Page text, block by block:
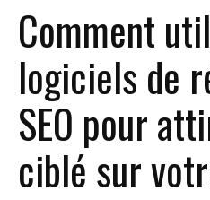
Comment
logiciels de
SEO pour
ciblé sur